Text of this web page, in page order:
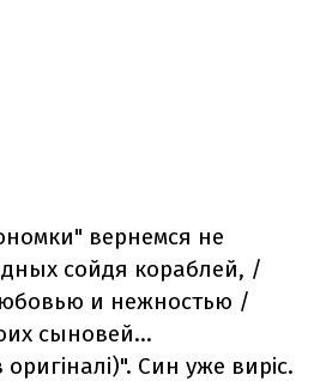
вернемся не
сойдя кораблей, /
и нежностью /
сыновей...
Син уже виріс.